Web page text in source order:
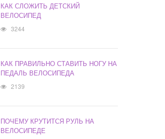
КАК СЛОЖИТЬ ДЕТСКИЙ
ВЕЛОСИПЕД
3244
КАК ПРАВИЛЬНО СТАВИТЬ НОГУ НА
ПЕДАЛЬ ВЕЛОСИПЕДА
2139
ПОЧЕМУ КРУТИТСЯ РУЛЬ НА
ВЕЛОСИПЕДЕ